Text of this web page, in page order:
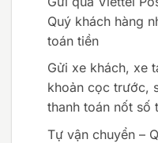
Quý khách hàng
toán tiền
Gửi xe khách, xe
khoản cọc trước,
thanh toán nốt số
Tự vận chuyển –